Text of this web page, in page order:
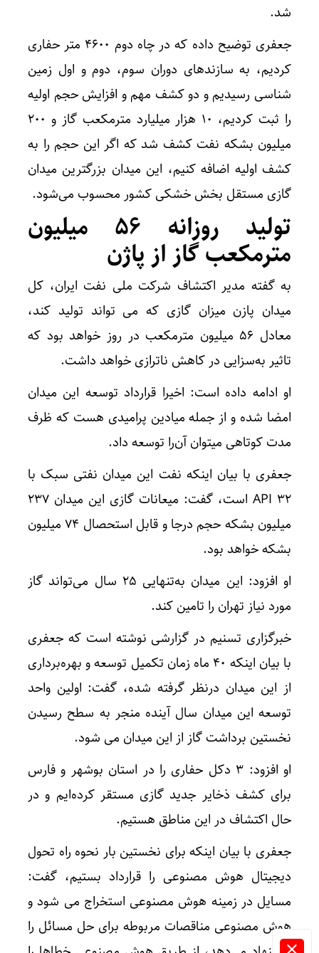
شد.
جعفری توضیح داده که در چاه دوم 4600 متر حفاری
کردیم، به سازندهای دوران سوم، دوم و اول زمین
شناسی رسیدیم و دو کشف مهم و افزایش حجم اولیه
را ثبت کردیم، 10 هزار میلیارد مترمکعب گاز و 200
میلیون بشکه نفت کشف شد که اگر این حجم را به
کشف اولیه اضافه کنیم، این میدان بزرگترین میدان
گازی مستقل بخش خشکی کشور محسوب می‌‌شود.
تولید روزانه 56 میلیون
مترمکعب گاز از پاژن
به گفته مدیر اکتشاف شرکت ملی نفت ایران، کل
میدان پازن میزان گازی که می تواند تولید کند،
معادل 56 میلیون مترمکعب در روز خواهد بود که
تاثیر به‌سزایی در کاهش ناترازی خواهد داشت.
او ادامه داده است: اخیرا قرارداد توسعه این میدان
امضا شده و از جمله میادین پرامیدی هست که ظرف
مدت کوتاهی میتوان آن‌را توسعه داد.
جعفری با بیان اینکه نفت این میدان نفتی سبک با
API 32 است، گفت: میعانات گازی این میدان 237
میلیون بشکه حجم درجا و قابل استحصال 74 میلیون
بشکه خواهد بود.
او افزود: این میدان به‌تنهایی 25 سال می‌تواند گاز
مورد نیاز تهران را تامین کند.
خبرگزاری تسنیم در گزارشی نوشته است که جعفری
با بیان اینکه 40 ماه زمان تکمیل توسعه و بهره‌برداری
از این میدان درنظر گرفته شده، گفت: اولین واحد
توسعه این میدان سال آینده منجر به سطح رسیدن
نخستین برداشت گاز از این میدان می شود‌.
او افزود: 3 دکل حفاری را در استان بوشهر و فارس
برای کشف ذخایر جدید گازی مستقر کرده‌ایم و در
حال اکتشاف در این مناطق هستیم.
جعفری با بیان اینکه برای نخستین بار نحوه راه تحول
دیجیتال هوش مصنوعی را قرارداد بستیم، گفت:
مسایل در زمینه هوش مصنوعی استخراج می شود و
هوش مصنوعی مناقصات مربوطه برای حل مسائل را